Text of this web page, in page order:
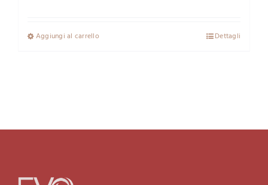
Aggiungi al carrello Dettagli